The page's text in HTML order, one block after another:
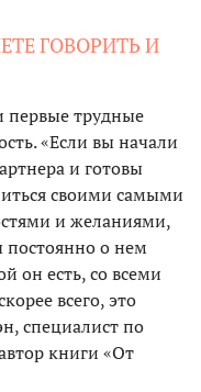
ГОВОРИТЬ И
трудные
«Если вы начали
и готовы
своими самыми
и желаниями,
постоянно о нем
он есть, со всеми
всего, это
специалист по
книги «От